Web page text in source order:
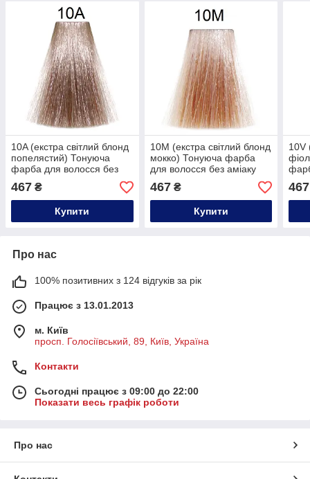
10A (екстра світлий блонд
попелястий) Тонуюча
фарба для волосся без
аміаку Matrix Super Sync
Pre-Bonded,90ml
467 ₴
Купити
10M (екстра світлий блонд
мокко) Тонуюча фарба
для волосся без аміаку
Bonded,90ml
467₴
Купити
10V
Pre-
467
Про нас
100% позитивних з 124 відгуків за рік
Працює з 13.01.2013
м. Київ
просп. Голосіївський, 89, Київ, Україна
Контакти
Сьогодні працює з 09:00 до 22:00
Показати весь графік роботи
Про нас